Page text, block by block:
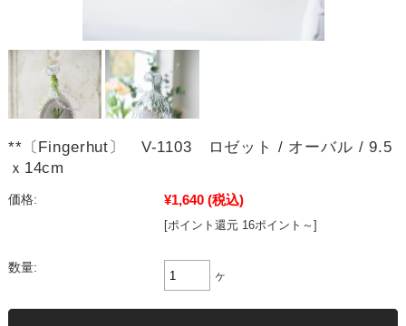
**〔Fingerhut〕 V-1103 ロゼット / オーバル / 9.5
ｘ14cm
価格: ¥1,640 (税込)
[ポイント還元 16ポイント～]
数量:
ヶ